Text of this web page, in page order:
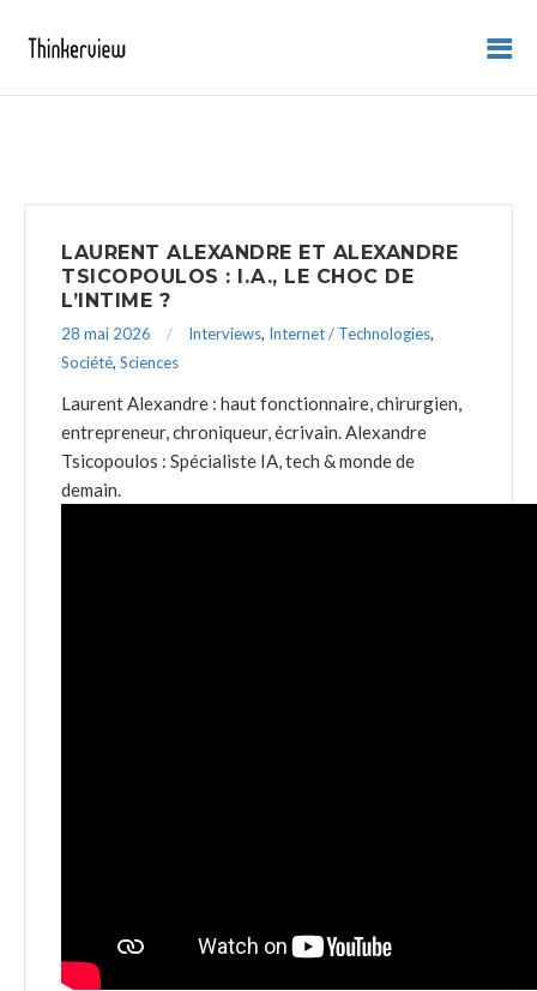
LAURENT ALEXANDRE ET ALEXANDRE
TSICOPOULOS : I.A., LE CHOC DE
L’INTIME ?
28 mai 2026 Interviews, Internet / Technologies,
Société, Sciences
Laurent Alexandre : haut fonctionnaire, chirurgien,
entrepreneur, chroniqueur, écrivain. Alexandre
Tsicopoulos : Spécialiste IA, tech & monde de
demain.